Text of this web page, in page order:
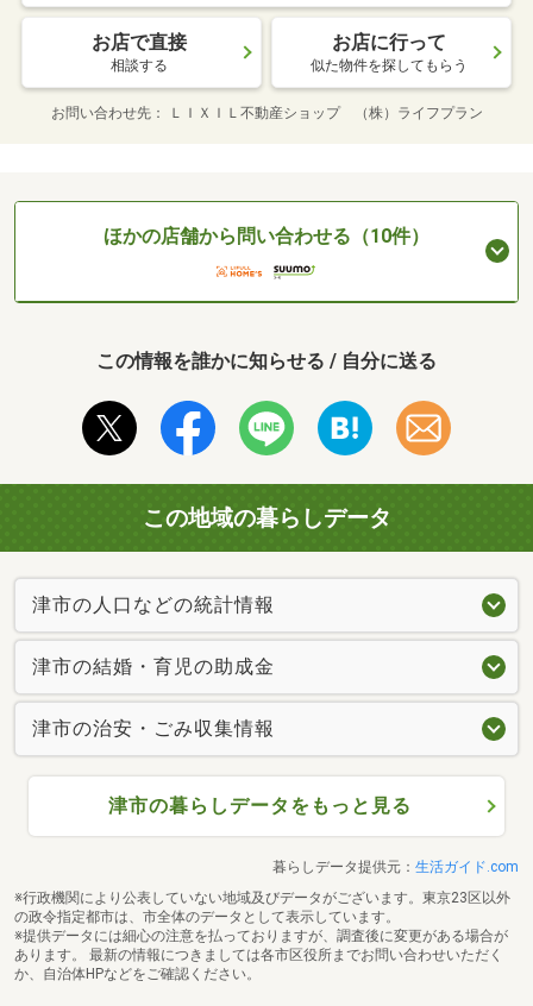
お店で直接
相談する
お店に行って
似た物件を探してもらう
お問い合わせ先 ＬＩＸＩＬ不動産ショップ （株）ライフプラン
ほかの店舗から問い合わせる（10件）
この情報を誰かに知らせる / 自分に送る
この地域の暮らしデータ
津市の人口などの統計情報
津市の結婚・育児の助成金
津市の治安・ごみ収集情報
津市の暮らしデータをもっと見る
暮らしデータ提供元： 生活ガイド.com
※行政機関により公表していない地域及びデータがございます。東京23区以外
の政令指定都市は、市全体のデータとして表示しています。
※提供データには細心の注意を払っておりますが、調査後に変更がある場合が
あります。 最新の情報につきましては各市区役所までお問い合わせいただく
か、自治体HPなどをご確認ください。